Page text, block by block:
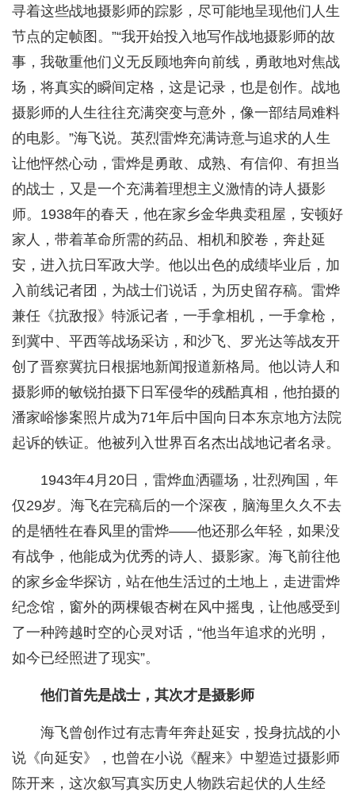
寻着这些战地摄影师的踪影，尽可能地呈现他们人生
节点的定帧图。”“我开始投入地写作战地摄影师的故
事，我敬重他们义无反顾地奔向前线，勇敢地对焦战
场，将真实的瞬间定格，这是记录，也是创作。战地
摄影师的人生往往充满突变与意外，像一部结局难料
的电影。”海飞说。英烈雷烨充满诗意与追求的人生
让他怦然心动，雷烨是勇敢、成熟、有信仰、有担当
的战士，又是一个充满着理想主义激情的诗人摄影
师。1938年的春天，他在家乡金华典卖租屋，安顿好
家人，带着革命所需的药品、相机和胶卷，奔赴延
安，进入抗日军政大学。他以出色的成绩毕业后，加
入前线记者团，为战士们说话，为历史留存稿。雷烨
兼任《抗敌报》特派记者，一手拿相机，一手拿枪，
到冀中、平西等战场采访，和沙飞、罗光达等战友开
创了晋察冀抗日根据地新闻报道新格局。他以诗人和
摄影师的敏锐拍摄下日军侵华的残酷真相，他拍摄的
潘家峪惨案照片成为71年后中国向日本东京地方法院
起诉的铁证。他被列入世界百名杰出战地记者名录。
1943年4月20日，雷烨血洒疆场，壮烈殉国，年
仅29岁。海飞在完稿后的一个深夜，脑海里久久不去
的是牺牲在春风里的雷烨——他还那么年轻，如果没
有战争，他能成为优秀的诗人、摄影家。海飞前往他
的家乡金华探访，站在他生活过的土地上，走进雷烨
纪念馆，窗外的两棵银杏树在风中摇曳，让他感受到
了一种跨越时空的心灵对话，“他当年追求的光明，
如今已经照进了现实”。
他们首先是战士，其次才是摄影师
海飞曾创作过有志青年奔赴延安，投身抗战的小
说《向延安》，也曾在小说《醒来》中塑造过摄影师
陈开来，这次叙写真实历史人物跌宕起伏的人生经